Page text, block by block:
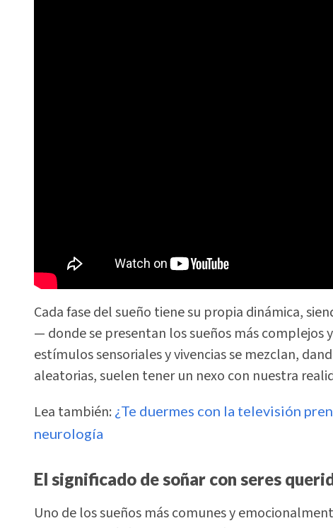
Cada fase del sueño tiene su propia dinámica,
— donde se presentan los sueños más complejos
estímulos sensoriales y vivencias se mezclan,
aleatorias, suelen tener un nexo con nuestra
Lea también: ¿Te duermes con la televisión
neurología
El significado de soñar con seres
Uno de los sueños más comunes y